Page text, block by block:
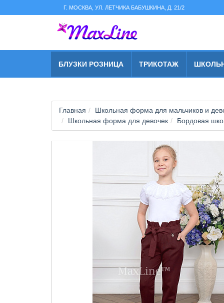
Г. МОСКВА, УЛ. ЛЕТЧИКА БАБУШКИНА, Д. 21/2
БЛУЗКИ РОЗНИЦА ТРИКОТАЖ
Главная
Школьная форма для мальчиков и
Школьная форма для девочек
Бордовая